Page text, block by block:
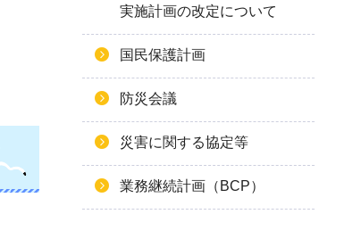
実施計画の改定について
国民保護計画
防災会議
災害に関する協定等
業務継続計画（BCP）